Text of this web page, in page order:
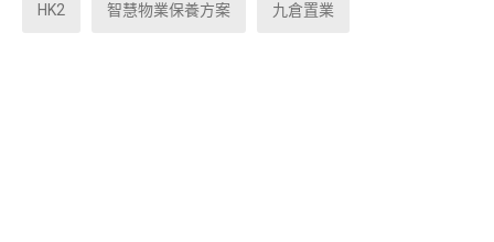
HK2 智慧物業保養方案 九倉置業